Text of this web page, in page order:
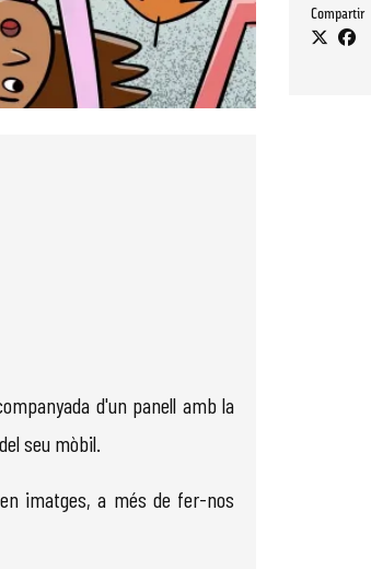
Compartir
d'un panell amb la
seu mòbil.
imatges, a més de fer-nos